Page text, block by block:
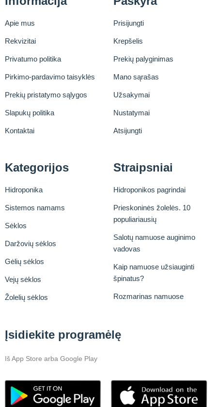
Apie mus
Rekvizitai
Privatumo politika
Pirkimo-pardavimo taisyklės
Prekių pristatymo sąlygos
Slapukų politika
Kontaktai
Prisijungti
Krepšelis
Prekių palyginimas
Mano sąrašas
Užsakymai
Nustatymai
Atsijungti
Kategorijos
Hidroponika
Sistemos namams
Sėklos
Daržovių sėklos
Gėlių sėklos
Vejų sėklos
Žolelių sėklos
Straipsniai
Hidroponikos pagrindai
Prieskoninės žolelės. 10
populiariausių
Salotų namuose auginimo
vadovas
Kaip namuose užsiauginti
špinatus?
Rozmarinas namuose
Įsidiekite programėlę
Iš App Store arba Google Play